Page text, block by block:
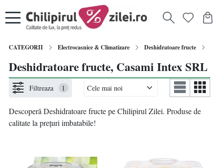
CATEGORII Electrocasnice & Climatizare Deshidratoare fructe
Deshidratoare fructe, Casami Intex SRL
Filtreaza 1
Descoperă Deshidratoare fructe pe Chilipirul Zilei. Produse de
calitate la prețuri imbatabile!